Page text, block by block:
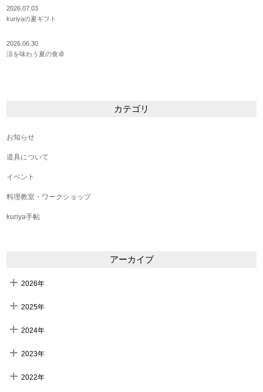
2026.07.03
kuriyaの夏ギフト
2026.06.30
涼を味わう夏の食卓
カテゴリ
お知らせ
道具について
イベント
料理教室・ワークショップ
kuriya手帖
アーカイブ
2026年
2025年
2024年
2023年
2022年